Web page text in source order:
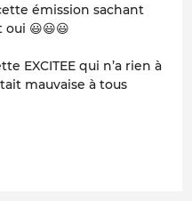
émission sachant
😃😃😃
EXCITEE qui n’a rien à
mauvaise à tous